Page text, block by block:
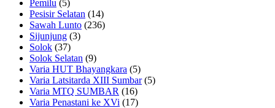
Pemilu (5)
Pesisir Selatan (14)
Sawah Lunto (236)
Sijunjung (3)
Solok (37)
Solok Selatan (9)
Varia HUT Bhayangkara (5)
Varia Latsitarda XIII Sumbar(5)
Varia MTQ SUMBAR (16)
Varia Penastani ke XVi (17)